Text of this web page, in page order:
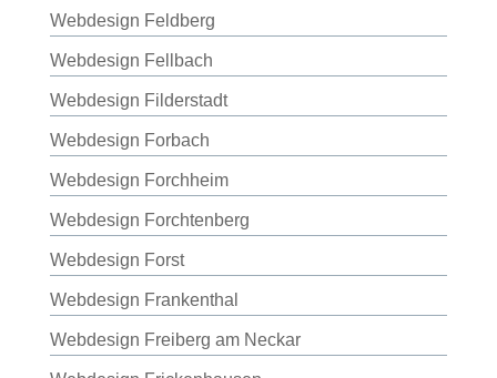
Webdesign Feldberg
Webdesign Fellbach
Webdesign Filderstadt
Webdesign Forbach
Webdesign Forchheim
Webdesign Forchtenberg
Webdesign Forst
Webdesign Frankenthal
Webdesign Freiberg am Neckar